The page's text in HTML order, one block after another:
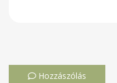
Hozzászólás